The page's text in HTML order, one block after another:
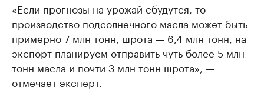
«Если прогнозы на урожай сбудутся, то
производство подсолнечного масла может быть
примерно 7 млн тонн, шрота — 6,4 млн тонн, на
экспорт планируем отправить чуть более 5 млн
тонн масла и почти 3 млн тонн шрота», —
отмечает эксперт.